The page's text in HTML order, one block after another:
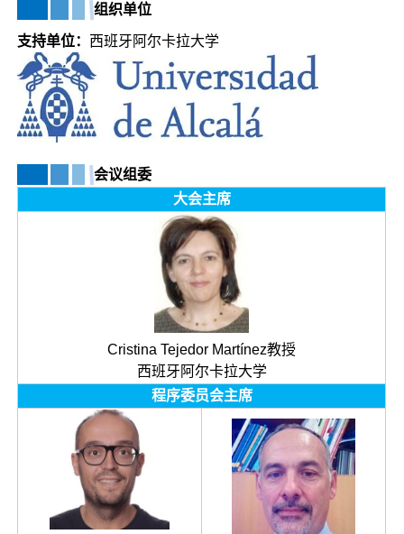
组织单位
支持单位： 西班牙阿尔卡拉大学
会议组委
大会主席
Cristina Tejedor Martínez教授
西班牙阿尔卡拉大学
程序委员会主席